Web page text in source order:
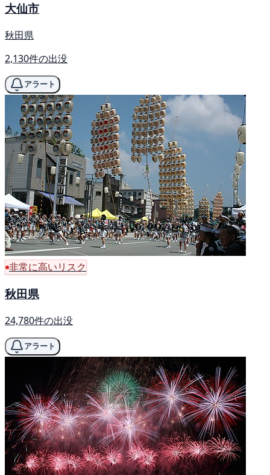
大仙市
秋田県
2,130件の出没
アラート
非常に高いリスク
秋田県
24,780件の出没
アラート